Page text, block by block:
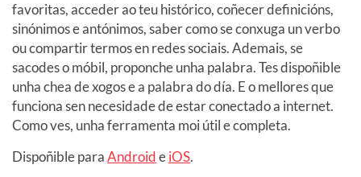
favoritas, acceder ao teu histórico, coñecer definicións,
sinónimos e antónimos, saber como se conxuga un verbo
ou compartir termos en redes sociais. Ademais, se
sacodes o móbil, proponche unha palabra. Tes dispoñible
unha chea de xogos e a palabra do día. E o mellores que
funciona sen necesidade de estar conectado a internet.
Como ves, unha ferramenta moi útil e completa.
Dispoñible paraAndroideiOS.